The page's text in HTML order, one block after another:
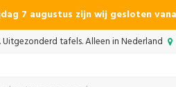
7 augustus zijn wij gesloten
tafels. Alleen in Nederland